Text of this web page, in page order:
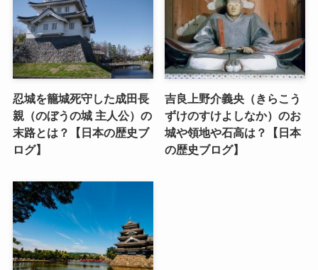
忍城を籠城死守した成田長
親（のぼうの城 主人公）の
末路とは？【日本の歴史ブ
ログ】
吉良上野介義央（きらこう
ずけのすけよしなか）のお
城や領地や石高は？【日本
の歴史ブログ】